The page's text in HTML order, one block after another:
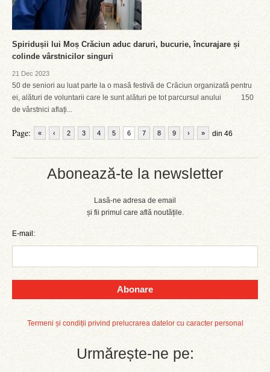
Abonează-te la newsletter
Lasă-ne adresa de email
și fii primul care află noutățile.
E-mail:
Abonare
Termeni și condiții privind prelucrarea datelor cu caracter personal
Urmărește-ne pe:
Spiridușii lui Moș Crăciun aduc daruri, bucurie, încurajare și
colinde vârstnicilor singuri
21 Dec 2023
50 de seniori au luat parte la o masă festivă de Crăciun organizată pentru
ei, alături de voluntarii care le sunt alături pe tot parcursul anului 150
de vârstnici aflați...
Page: « ‹ 2 3 4 5 6 7 8 9 din 46
› »